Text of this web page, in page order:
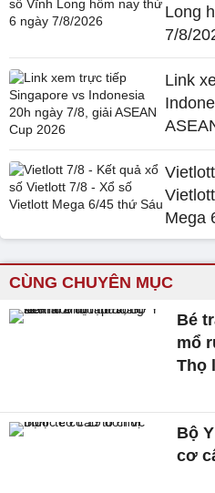
Long
7/8/
Link
Mega
CÙNG CHUYÊN MỤC
Bé
mổ
Thọ
Bộ
cơ